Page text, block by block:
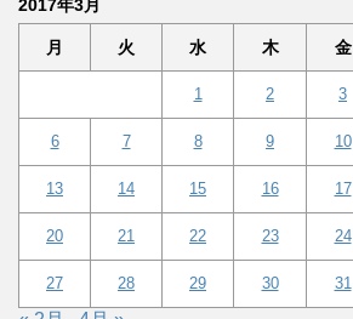
2017年3月
月 火 水 木 金
1 2 3
6 7 8 9 10
13 14 15 16 17
20 21 22 23 24
27 28 29 30 31